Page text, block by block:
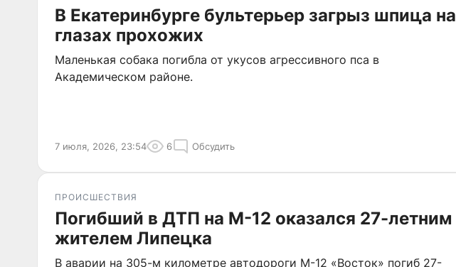
В Екатеринбурге бультерьер загрыз шпица на
глазах прохожих
Маленькая собака погибла от укусов агрессивного пса в
Академическом районе.
7 июля, 2026, 23:54 6 Обсудить
ПРОИСШЕСТВИЯ
Погибший в ДТП на М-12 оказался 27-летним
жителем Липецка
В аварии на 305-м километре автодороги М-12 «Восток» погиб 27-